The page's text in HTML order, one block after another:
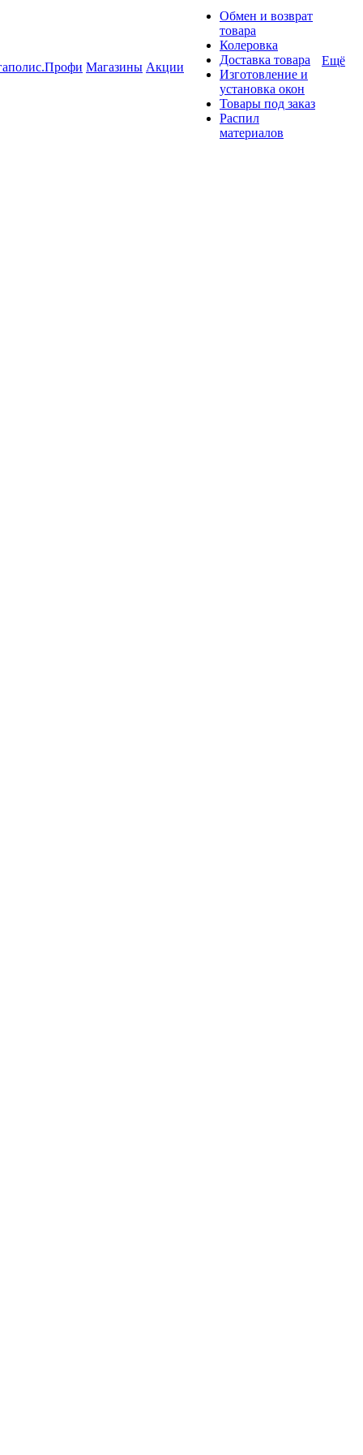
Магазины Акции
Обмен и возврат
товара
Колеровка
Доставка товара
Изготовление и
установка окон
Товары под заказ
Распил
материалов
Ещё